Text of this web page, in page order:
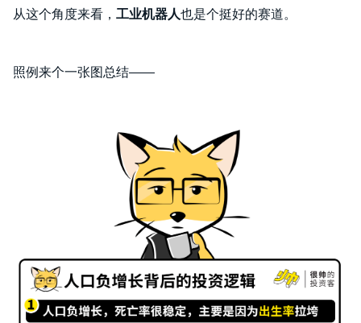
从这个角度来看， 工业机器人也是个挺好的赛道。
照例来个一张图总结——